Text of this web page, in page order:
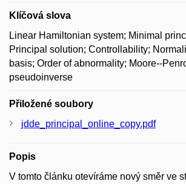
Klíčová slova
Linear Hamiltonian system; Minimal
Principal solution; Controllability;
basis; Order of abnormality; Moore--
pseudoinverse
Přiložené soubory
jdde_principal_online_copy.pdf
Popis
V tomto článku otevíráme nový směr ve